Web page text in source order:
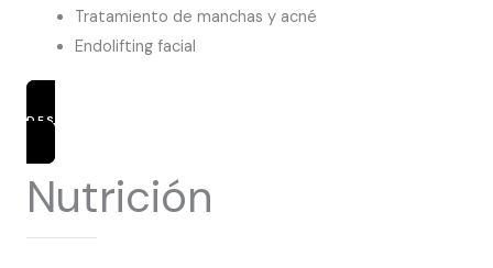
Tratamiento de manchas y acné
Endolifting facial
DESCUBRIR TRATAMIENTOS
Nutrición